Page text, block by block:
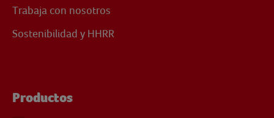
Trabaja con nosotros
Sostenibilidad y HHRR
Productos